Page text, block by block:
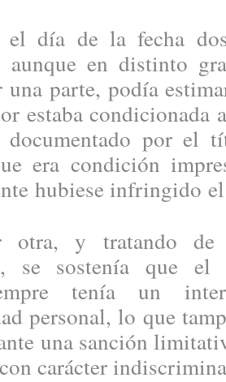
de la fecha dos
aunque en distinto
una parte, podía
estaba condicionada
documentado por el
era condición
hubiese infringido el
y tratando de
se sostenía que
tenía un
personal, lo que
una sanción
carácter